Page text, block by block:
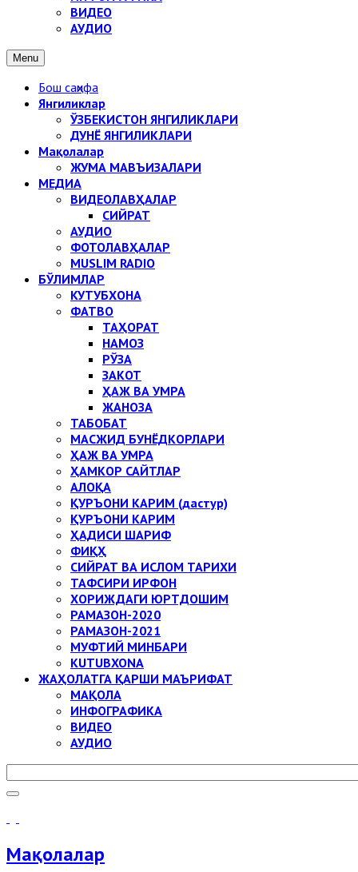
ВИДЕО
АУДИО
Menu
Бош саҳифа
Янгиликлар
ЎЗБЕКИСТОН ЯНГИЛИКЛАРИ
ДУНЁ ЯНГИЛИКЛАРИ
Мақолалар
ЖУМА МАВЪИЗАЛАРИ
МЕДИА
ВИДЕОЛАВҲАЛАР
СИЙРАТ
АУДИО
ФОТОЛАВҲАЛАР
MUSLIM RADIO
БЎЛИМЛАР
КУТУБХОНА
ФАТВО
ТАҲОРАТ
НАМОЗ
РЎЗА
ЗАКОТ
ҲАЖ ВА УМРА
ЖАНОЗА
ТАБОБАТ
МАСЖИД БУНЁДКОРЛАРИ
ҲАЖ ВА УМРА
ҲАМКОР САЙТЛАР
АЛОҚА
ҚУРЪОНИ КАРИМ (дастур)
ҚУРЪОНИ КАРИМ
ҲАДИСИ ШАРИФ
ФИҚҲ
СИЙРАТ ВА ИСЛОМ ТАРИХИ
ТАФСИРИ ИРФОН
ХОРИЖДАГИ ЮРТДОШИМ
РАМАЗОН-2020
РАМАЗОН-2021
МУФТИЙ МИНБАРИ
KUTUBXONA
ЖАҲОЛАТГА ҚАРШИ МАЪРИФАТ
МАҚОЛА
ИНФОГРАФИКА
ВИДЕО
АУДИО
Мақолалар